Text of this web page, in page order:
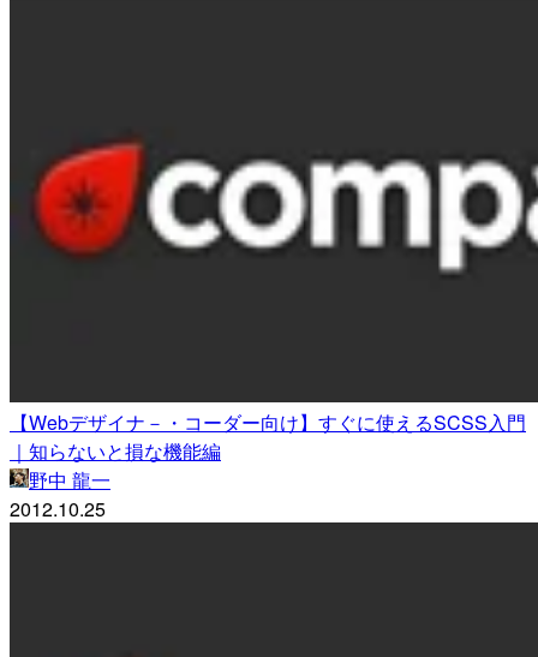
【Webデザイナ－・コーダー向け】すぐに使えるSCSS入門
｜知らないと損な機能編
野中 龍一
2012.10.25